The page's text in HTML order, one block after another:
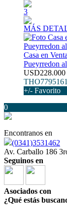
3
MÁS
Casa en
Pueyrredon
USD228.000
THO7795161
+/- Favorito
0
Encontranos en
(0341)3531462
Av. Carballo 186
Seguinos en
Asociados con
¿Qué estás